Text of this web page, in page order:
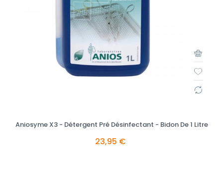
Aniosyme X3 - Détergent Pré Désinfectant - Bidon De 1 Litre
23,95 €